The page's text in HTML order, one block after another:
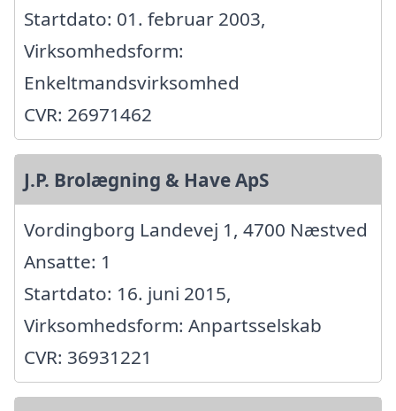
Startdato: 01. februar 2003,
Virksomhedsform:
Enkeltmandsvirksomhed
CVR: 26971462
J.P. Brolægning & Have ApS
Vordingborg Landevej 1, 4700 Næstved
Ansatte: 1
Startdato: 16. juni 2015,
Virksomhedsform: Anpartsselskab
CVR: 36931221